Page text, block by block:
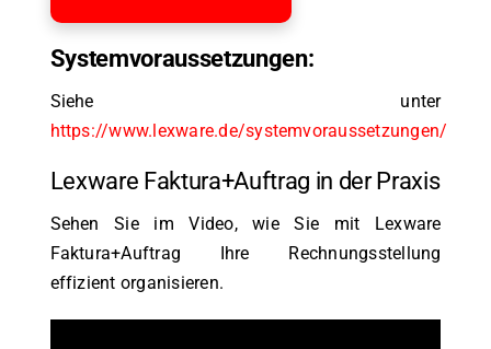
Systemvoraussetzungen:
Siehe unter
https://www.lexware.de/systemvoraussetzungen/
Lexware Faktura+Auftrag in der Praxis
Sehen Sie im Video, wie Sie mit Lexware
Faktura+Auftrag Ihre Rechnungsstellung
effizient organisieren.